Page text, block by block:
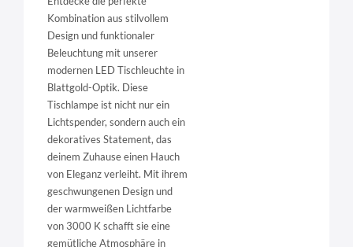
Kombination aus stilvollem
Design und funktionaler
Beleuchtung mit unserer
modernen LED Tischleuchte in
Blattgold-Optik. Diese
Tischlampe ist nicht nur ein
Lichtspender, sondern auch ein
dekoratives Statement, das
deinem Zuhause einen Hauch
von Eleganz verleiht. Mit ihrem
geschwungenen Design und
der warmweißen Lichtfarbe
von 3000 K schafft sie eine
gemütliche Atmosphäre in